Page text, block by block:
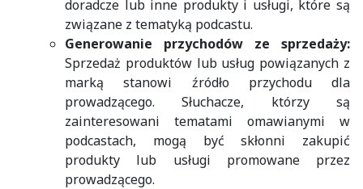
doradcze lub inne produkty i usługi, które są
związane z tematyką podcastu.
Generowanie przychodów ze sprzedaży:
Sprzedaż produktów lub usług powiązanych z
marką stanowi źródło przychodu dla
prowadzącego. Słuchacze, którzy są
zainteresowani tematami omawianymi w
podcastach, mogą być skłonni zakupić
produkty lub usługi promowane przez
prowadzącego.